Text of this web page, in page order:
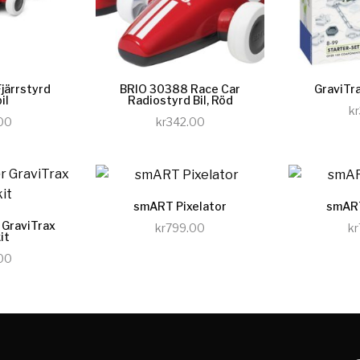
BRIO 30388 Race Car
Radiostyrd Bil, Röd
kr342.00
kr
smART Pixelator
kr799.00
kr